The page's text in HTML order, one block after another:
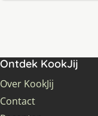
Ontdek KookJij
Over KookJij
Contact